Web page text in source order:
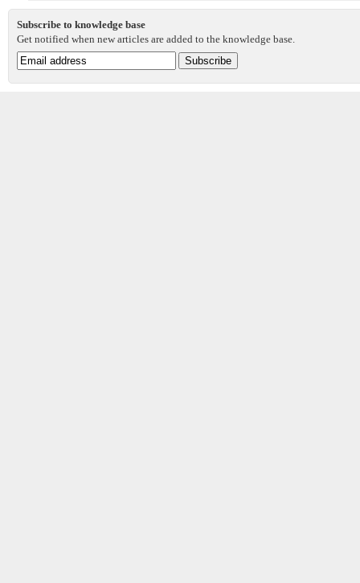
Subscribe to knowledge base
Get notified when new articles are added to the knowledge base.